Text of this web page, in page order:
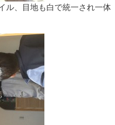
ル、目地も白で統一され一体